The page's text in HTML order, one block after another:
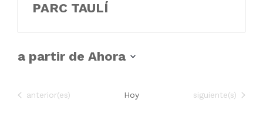
PARC TAULÍ
a partir de Ahora
l
Eventos
anterior(es) Hoy Eventos
siguiente(s)